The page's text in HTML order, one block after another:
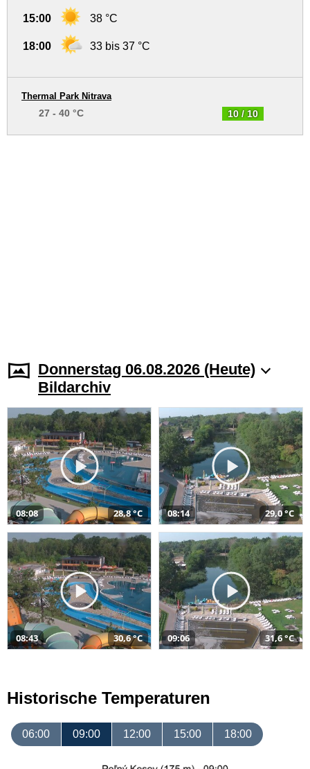
15:00 38 °C
18:00 33 bis 37 °C
10 / 10
Thermal Park Nitrava
27 - 40 °C
Donnerstag 06.08.2026 (Heute)
Bildarchiv
08:08 28,8 °C 08:14 29,0 °C
08:43 30,6 °C 09:06 31,6 °C
Historische Temperaturen
06:00 09:00 12:00 15:00 18:00